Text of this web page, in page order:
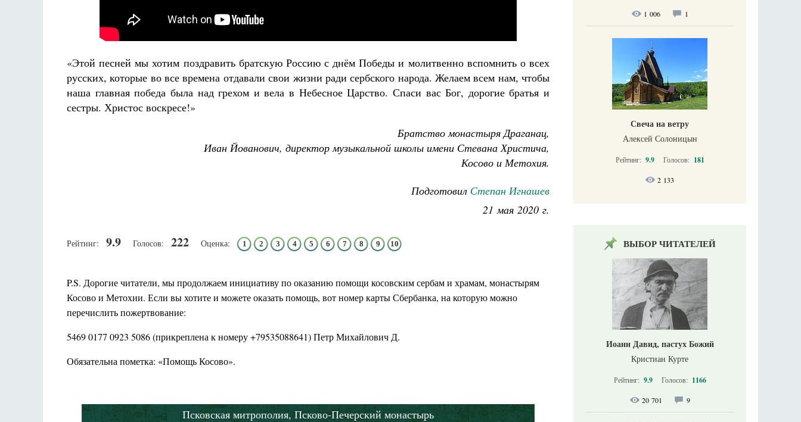
«Этой песней мы хотим поздравить братскую Россию с днём Победы и молитвенно вспомнить о всех
русских, которые во все времена отдавали свои жизни ради сербского народа. Желаем всем нам, чтобы
наша главная победа была над грехом и вела в Небесное Царство. Спаси вас Бог, дорогие братья и
сестры. Христос воскресе!»
Братство монастыря Драганац,
Иван Йованович, директор музыкальной школы имени Стевана Христича,
Косово и Метохия.
Подготовил Степан Игнашев
21 мая 2020 г.
Рейтинг: 9.9 Голосов: 222 Оценка: 1 2 3 4 5 6 7 8 9 10
P.S. Дорогие читатели, мы продолжаем инициативу по оказанию помощи косовским сербам и храмам, монастырям
Косово и Метохии. Если вы хотите и можете оказать помощь, вот номер карты Сбербанка, на которую можно
перечислить пожертвование:
5469 0177 0923 5086 (прикреплена к номеру +79535088641) Петр Михайлович Д.
Обязательна пометка: «Помощь Косово».
Псковская митрополия, Псково-Печерский монастырь
1 006 1
Свеча на ветру
Алексей Солоницын
Рейтинг: 9.9 Голосов: 181
2 133
ВЫБОР ЧИТАТЕЛЕЙ
Иоанн Давид, пастух Божий
Кристиан Курте
Рейтинг: 9.9 Голосов: 1166
20 701 9